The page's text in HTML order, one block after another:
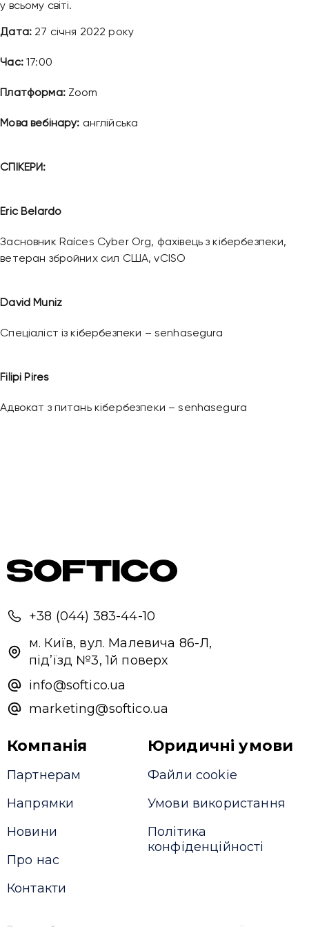
у всьому світі.
Дата: 27 січня 2022 року
Час:17:00
Платформа:Zoom
Мова вебінару: англійська
СПІКЕРИ:
Eric Belardo
Засновник Raíces Cyber Org, фахівець з кібербезпеки,
ветеран збройних сил США, vCISO
David Muniz
Спеціаліст із кібербезпеки – senhasegura
Filipi Pires
Адвокат з питань кібербезпеки – senhasegura
+38 (044) 383-44-10
м. Київ, вул. Малевича 86-Л,
під’їзд №3, 1й поверх
info@softico.ua
marketing@softico.ua
Компанія
Партнерам
Напрямки
Новини
Про нас
Контакти
Юридичні умови
Файли cookie
Умови використання
Політика
конфіденційності
Привіт 👋, чим тобі допомогти?
Надіслати повідомлення